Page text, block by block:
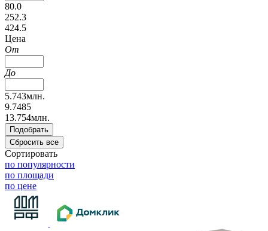
80.0
252.3
424.5
Цена
От
До
5.743млн.
9.7485
13.754млн.
Сортировать
по популярности
по площади
по цене